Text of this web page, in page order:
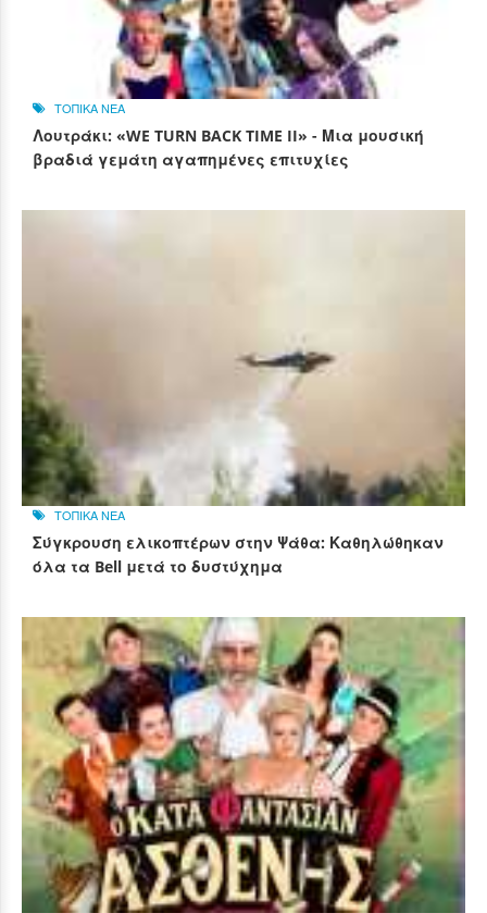
ΤΟΠΙΚΑ ΝΕΑ
Λουτράκι: «WE TURN BACK TIME II» - Μια μουσική
βραδιά γεμάτη αγαπημένες επιτυχίες
ΤΟΠΙΚΑ ΝΕΑ
Σύγκρουση ελικοπτέρων στην Ψάθα: Καθηλώθηκαν
όλα τα Bell μετά το δυστύχημα